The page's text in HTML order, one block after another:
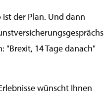
der Plan. Und dann
"Brexit, 14 Tage danach"
wünscht Ihnen